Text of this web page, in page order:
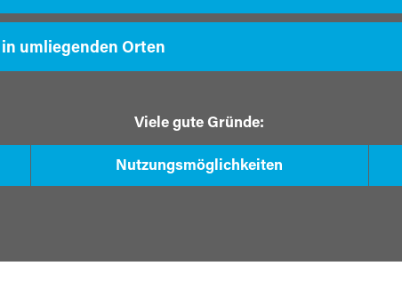
umliegenden Orten
Viele gute Gründe:
Nutzungsmöglichkeiten